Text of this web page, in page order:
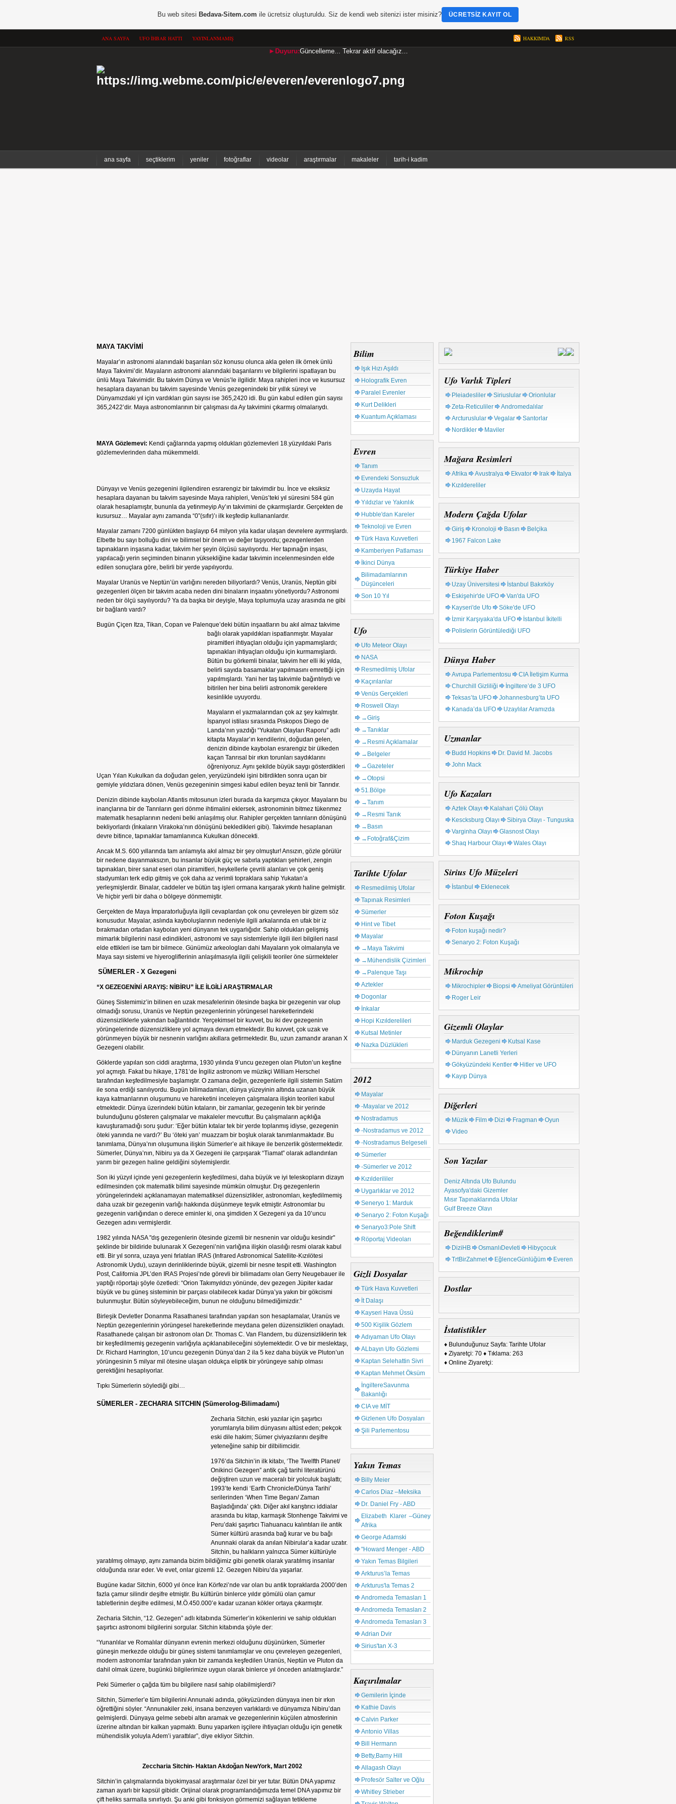
ANA SAYFA UFO İHBAR HATTI YAYINLANMAMIŞ HAKKIMDA RSS
►Duyuru:Güncelleme... Tekrar aktif olacağız...
ana sayfa seçtiklerim yeniler fotoğraflar videolar araştırmalar makaleler tarih-i kadim
MAYA TAKVİMİ
Mayalar’ın astronomi alanındaki başarıları söz konusu olunca akla gelen ilk örnek ünlü
Maya Takvimi’dir. Mayaların astronomi alanındaki başarılarını ve bilgilerini ispatlayan bu
ünlü Maya Takvimidir. Bu takvim Dünya ve Venüs’le ilgilidir. Maya rahipleri ince ve kusursuz
hesaplara dayanan bu takvim sayesinde Venüs gezegenindeki bir yıllık süreyi ve
Dünyamızdaki yıl için vardıkları gün sayısı ise 365,2420 idi. Bu gün kabul edilen gün sayısı
365,2422’dir. Maya astronomlarının bir çalışması da Ay takvimini çıkarmış olmalarıydı.
MAYA Gözlemevi: Kendi çağlarında yapmış oldukları gözlemevleri 18.yüzyıldaki Paris
gözlemevlerinden daha mükemmeldi.
Dünyayı ve Venüs gezegenini ilgilendiren esrarengiz bir takvimdir bu. İnce ve eksiksiz
hesaplara dayanan bu takvim sayesinde Maya rahipleri, Venüs’teki yıl süresini 584 gün
olarak hesaplamıştır, bununla da yetinmeyip Ay’ın takvimini de çıkarmışlardır. Gerçekten de
kusursuz… Mayalar aynı zamanda “0”(sıfır)’ı ilk keşfedip kullananlardır.
Mayalar zamanı 7200 günlükten başlayıp 64 milyon yıla kadar ulaşan devrelere ayırmışlardı.
Elbette bu sayı bolluğu dini ve bilimsel bir önem ve değer taşıyordu; gezegenlerden
tapınakların inşasına kadar, takvim her şeyin ölçüsü sayılıyordu. Her tapınağın inşası,
yapılacağı yerin seçiminden binanın yüksekliğine kadar takvimin incelenmesinden elde
edilen sonuçlara göre, belirli bir yerde yapılıyordu.
Mayalar Uranüs ve Neptün’ün varlığını nereden biliyorlardı? Venüs, Uranüs, Neptün gibi
gezegenleri ölçen bir takvim acaba neden dini binaların inşaatını yönetiyordu? Astronomi
neden bir ölçü sayılıyordu? Ya da başka bir deyişle, Maya toplumuyla uzay arasında ne gibi
bir bağlantı vardı?
Bugün Çiçen Itza, Tikan, Copan ve Palenque’deki bütün inşaatların bu akıl almaz takvime
bağlı olarak yapıldıkları ispatlanmıştır. Mayalar
piramitleri ihtiyaçları olduğu için yapmamışlardı;
tapınakları ihtiyaçları olduğu için kurmamışlardı.
Bütün bu görkemli binalar, takvim her elli iki yılda,
belirli sayıda basamaklar yapılmasını emrettiği için
yapılmışlardı. Yani her taş takvimle bağıntılıydı ve
bitirilen her bina belirli astronomik gereklere
kesinlikle uyuyordu.
Mayaların el yazmalarından çok az şey kalmıştır.
İspanyol istilası sırasında Piskopos Diego de
Landa’nın yazdığı “Yukatan Olayları Raporu” adlı
kitapta Mayalar’ın kendilerini, doğudan gelen,
denizin dibinde kaybolan esrarengiz bir ülkeden
kaçan Tanrısal bir ırkın torunları saydıklarını
öğreniyoruz. Aynı şekilde büyük saygı gösterdikleri
Uçan Yılan Kukulkan da doğudan gelen, yeryüzündeki işini bitirdikten sonra uçan bir
gemiyle yıldızlara dönen, Venüs gezegeninin simgesi kabul edilen beyaz tenli bir Tanrıdır.
Denizin dibinde kaybolan Atlantis mitosunun izleri burada da karşımıza çıkıyor. Mayaların bu
inançlarına bir de Tanrıların geri dönme ihtimalini eklersek, astronominin bitmez tükenmez
matematik hesaplarının nedeni belki anlaşılmış olur. Rahipler gerçekten tanrıların dönüşünü
bekliyorlardı (İnkaların Virakoka’nın dönüşünü bekledikleri gibi). Takvimde hesaplanan
devre bitince, tapınaklar tamamlanınca Kukulkan dönecekti.
Ancak M.S. 600 yıllarında tam anlamıyla akıl almaz bir şey olmuştur! Ansızın, gözle görülür
bir nedene dayanmaksızın, bu insanlar büyük güç ve sabırla yaptıkları şehirleri, zengin
tapınakları, birer sanat eseri olan piramitleri, heykellerle çevrili alanları ve çok geniş
stadyumları terk edip gitmiş ve çok daha az verimli topraklara sahip Yukatan’a
yerleşmişlerdir. Binalar, caddeler ve bütün taş işleri ormana karışarak yıkıntı haline gelmiştir.
Ve hiçbir yerli bir daha o bölgeye dönmemiştir.
Gerçekten de Maya İmparatorluğuyla ilgili cevaplardan çok onu çevreleyen bir gizem söz
konusudur. Mayalar, aslında kayboluşlarının nedeniyle ilgili arkalarında en ufak bir iz
bırakmadan ortadan kaybolan yeni dünyanın tek uygarlığıdır. Sahip oldukları gelişmiş
mimarlık bilgilerini nasıl edindikleri, astronomi ve sayı sistemleriyle ilgili ileri bilgileri nasıl
elde ettikleri ise tam bir bilmece. Günümüz arkeologları dahi Mayaların yok olmalarıyla ve
Maya sayı sistemi ve hiyerogliflerinin anlaşılmasıyla ilgili çelişkili teoriler öne sürmekteler
SÜMERLER - X Gezegeni
“X GEZEGENİNİ ARAYIŞ: NİBİRU” İLE İLGİLİ ARAŞTIRMALAR
Güneş Sistemimiz’in bilinen en uzak mesafelerinin ötesinde başka bir gezegenin var olup
olmadığı sorusu, Uranüs ve Neptün gezegenlerinin yörüngesel hareketlerindeki
düzensizliklerle yakından bağlantılıdır. Yerçekimsel bir kuvvet, bu iki dev gezegenin
yörüngelerinde düzensizliklere yol açmaya devam etmektedir. Bu kuvvet, çok uzak ve
görünmeyen büyük bir nesnenin varlığını akıllara getirmektedir. Bu, uzun zamandır aranan X
Gezegeni olabilir.
Göklerde yapılan son ciddi araştırma, 1930 yılında 9’uncu gezegen olan Pluton’un keşfine
yol açmıştı. Fakat bu hikaye, 1781’de İngiliz astronom ve müzikçi William Herschel
tarafından keşfedilmesiyle başlamıştır. O zamana değin, gezegenlerle ilgili sistemin Satürn
ile sona erdiği sanılıyordu. Bugün bilimadamları, dünya yüzeyinin altında uzanan büyük
kaya katmanlarının oluşumunu ve hareketini inceleyen çalışmalara ilişkin teorileri kabul
etmektedir. Dünya üzerindeki bütün kıtaların, bir zamanlar, gezegenin tek bir yerinde
bulunduğunu gösteren çalışmalar ve makaleler mevcuttur. Bu çalışmaların açıklığa
kavuşturamadığı soru şudur: ‘Eğer bütün kıtalar tek bir yerde toplanmış idiyse, gezegenin
öteki yanında ne vardı?’ Bu ‘öteki yan’ muazzam bir boşluk olarak tanımlanmaktadır. Bu
tanımlama, Dünya’nın oluşumuna ilişkin Sümerler’e ait hikaye ile benzerlik göstermektedir.
Sümerler, Dünya’nın, Nibiru ya da X Gezegeni ile çarpışarak “Tiamat” olarak adlandırılan
yarım bir gezegen haline geldiğini söylemişlerdir.
Son iki yüzyıl içinde yeni gezegenlerin keşfedilmesi, daha büyük ve iyi teleskopların dizayn
edilmesinden çok matematik bilimi sayesinde mümkün olmuştur. Dış gezegenlerin
yörüngelerindeki açıklanamayan matematiksel düzensizlikler, astronomları, keşfedilmemiş
daha uzak bir gezegenin varlığı hakkında düşünmeye teşvik etmiştir. Astronomlar bu
gezegenin varlığından o derece eminler ki, ona şimdiden X Gezegeni ya da 10’uncu
Gezegen adını vermişlerdir.
1982 yılında NASA "dış gezegenlerin ötesinde gizemli bir nesnenin var olduğu kesindir"
şeklinde bir bildiride bulunarak X Gezegeni’nin varlığına ilişkin olasılığı resmi olarak kabul
etti. Bir yıl sonra, uzaya yeni fırlatılan IRAS (Infrared Astronomical Satellite-Kızılötesi
Astronomik Uydu), uzayın derinliklerinde büyük, gizemli bir nesne tespit etti. Washington
Post, California JPL’den IRAS Projesi’nde görevli bir bilimadamı olan Gerry Neugebauer ile
yaptığı röportajı şöyle özetledi: “Orion Takımyıldızı yönünde, dev gezegen Jüpiter kadar
büyük ve bu güneş sisteminin bir parçası olabilecek kadar Dünya’ya yakın bir gökcismi
bulunmuştur. Bütün söyleyebileceğim, bunun ne olduğunu bilmediğimizdir.”
Birleşik Devletler Donanma Rasathanesi tarafından yapılan son hesaplamalar, Uranüs ve
Neptün gezegenlerinin yörüngesel hareketlerinde meydana gelen düzensizlikleri onayladı.
Rasathanede çalışan bir astronom olan Dr. Thomas C. Van Flandern, bu düzensizliklerin tek
bir keşfedilmemiş gezegenin varlığıyla açıklanabileceğini söylemektedir. O ve bir meslektaşı,
Dr. Richard Harrington, 10’uncu gezegenin Dünya’dan 2 ila 5 kez daha büyük ve Pluton’un
yörüngesinin 5 milyar mil ötesine ulaşan oldukça eliptik bir yörüngeye sahip olması
gerektiğini hesaplıyorlar.
Tıpkı Sümerlerin söylediği gibi…
SÜMERLER - ZECHARIA SITCHIN (Sümerolog-Bilimadamı)
Zecharia Sitchin, eski yazılar için şaşırtıcı
yorumlarıyla bilim dünyasını altüst eden; pekçok
eski dile hakim; Sümer çiviyazılarını deşifre
yeteneğine sahip bir dilbilimcidir.
1976’da Sitchin’in ilk kitabı, ‘The Twelfth Planet/
Onikinci Gezegen” antik çağ tarihi literatürünü
değiştiren uzun ve maceralı bir yolculuk başlattı;
1993’te kendi ‘Earth Chronicle/Dünya Tarihi’
serilerinden ‘When Time Began/ Zaman
Başladığında’ çıktı. Diğer akıl karıştırıcı iddialar
arasında bu kitap, karmaşık Stonhenge Takvimi ve
Peru’daki şaşırtıcı Tiahuanacu kalıntıları ile antik
Sümer kültürü arasında bağ kurar ve bu bağı
Anunnaki olarak da anılan Nibirular’a kadar uzatır.
Sitchin, bu halkların yalnızca Sümer kültürüyle
yaratılmış olmayıp, aynı zamanda bizim bildiğimiz gibi genetik olarak yaratılmış insanlar
olduğunda ısrar eder. Ve evet, onlar gizemli 12. Gezegen Nibiru’da yaşarlar.
Bugüne kadar Sitchin, 6000 yıl önce İran Körfezi’nde var olan bu antik topraklarda 2000’den
fazla çamur silindir deşifre etmiştir. Bu kültürün binlerce yıldır gömülü olan çamur
tabletlerinin deşifre edilmesi, M.Ö.450.000’e kadar uzanan kökler ortaya çıkarmıştır.
Zecharia Sitchin, “12. Gezegen” adlı kitabında Sümerler’in kökenlerini ve sahip oldukları
şaşırtıcı astronomi bilgilerini sorgular. Sitchin kitabında şöyle der:
“Yunanlılar ve Romalılar dünyanın evrenin merkezi olduğunu düşünürken, Sümerler
güneşin merkezde olduğu bir güneş sistemi tanımlamışlar ve onu çevreleyen gezegenleri,
modern astronomlar tarafından yakın bir zamanda keşfedilen Uranüs, Neptün ve Pluton da
dahil olmak üzere, bugünkü bilgilerimize uygun olarak binlerce yıl önceden anlatmışlardır.”
Peki Sümerler o çağda tüm bu bilgilere nasıl sahip olabilmişlerdi?
Sitchin, Sümerler’e tüm bilgilerini Annunaki adında, gökyüzünden dünyaya inen bir ırkın
öğrettiğini söyler. “Annunakiler zeki, insana benzeyen varlıklardı ve dünyamıza Nibiru’dan
gelmişlerdi. Dünyaya gelme sebebi altın aramak ve gezegenlerinin küçülen atmosferinin
üzerine altından bir kalkan yapmaktı. Bunu yaparken işçilere ihtiyaçları olduğu için genetik
mühendislik yoluyla Adem’i yarattılar”, diye ekliyor Sitchin.
Zeccharia Sitchin- Haktan Akdoğan NewYork, Mart 2002
Sitchin’in çalışmalarında biyokimyasal araştırmalar özel bir yer tutar. Bütün DNA yapımız
zaman ayarlı bir kapsül gibidir. Orijinal olarak programlandığımızda temel DNA yapımız bir
çift heliks sarmalla sınırlıydı. Şu anki gibi fonksiyon görmemizi sağlayan tetikleme
Bilim
Işık Hızı Aşıldı
Holografik Evren
Paralel Evrenler
Kurt Delikleri
Kuantum Açıklaması
Evren
Tanım
Evrendeki Sonsuzluk
Uzayda Hayat
Yıldızlar ve Yakınlık
Hubble'dan Kareler
Teknoloji ve Evren
Türk Hava Kuvvetleri
Kamberiyen Patlaması
İkinci Dünya
Bilimadamlarının
Düşünceleri
Son 10 Yıl
Ufo
Ufo Meteor Olayı
NASA
Resmedilmiş Ufolar
Kaçırılanlar
Venüs Gerçekleri
Roswell Olayı
→Giriş
→Tanıklar
→Resmi Açıklamalar
→Belgeler
→Gazeteler
→Otopsi
51.Bölge
→Tanım
→Resmi Tanık
→Basın
→Fotoğraf&Çizim
Tarihte Ufolar
Resmedilmiş Ufolar
Tapınak Resimleri
Sümerler
Hint ve Tibet
Mayalar
→Maya Takvimi
→Mühendislik Çizimleri
→Palenque Taşı
Aztekler
Dogonlar
İnkalar
Hopi Kızılderelileri
Kutsal Metinler
Nazka Düzlükleri
2012
Mayalar
-Mayalar ve 2012
Nostradamus
-Nostradamus ve 2012
-Nostradamus Belgeseli
Sümerler
-Sümerler ve 2012
Kızılderililer
Uygarlıklar ve 2012
Seneryo 1: Marduk
Senaryo 2: Foton Kuşağı
Senaryo3:Pole Shift
Röportaj Videoları
Gizli Dosyalar
Türk Hava Kuvvetleri
İt Dalaşı
Kayseri Hava Üssü
500 Kişilik Gözlem
Adıyaman Ufo OIayı
ALbayın Ufo Gözlemi
Kaptan Selehattin Sivri
Kaptan Mehmet Öksüm
İngiltereSavunma
Bakanlığı
CIA ve MİT
Gizlenen Ufo Dosyaları
Şili Parlementosu
Yakın Temas
Billy Meier
Carlos Diaz –Meksika
Dr. Daniel Fry - ABD
Elizabeth Klarer –Güney
Afrika
George Adamski
"Howard Menger - ABD
Yakın Temas Bilgileri
Arkturus’la Temas
Arkturus'la Temas 2
Andromeda Temasları 1
Andromeda Temasları 2
Andromeda Temasları 3
Adrian Dvir
Sirius'tan X-3
Kaçırılmalar
Gemilerin İçinde
Kathie Davis
Calvin Parker
Antonio Villas
Bill Hermann
Betty,Barny Hill
Allagash Olayı
Profesör Salter ve Oğlu
Whitley Strieber
Ufo Varlık Tipleri
Pleiadesliler Siriuslular
Orionlular
Zeta-Reticuliler
Andromedalılar
Arcturuslular
Vegalar
Santorlar
Nordikler
Maviler
Mağara Resimleri
Afrika Avustralya Ekvator Irak
İtalya
Kızıldereliler
Modern Çağda Ufolar
Giriş Kronoloji Basın
Belçika
1967 Falcon Lake
Türkiye Haber
Uzay Üniversitesi
İstanbul Bakırköy
Eskişehir'de UFO
Van'da UFO
Kayseri'de Ufo
Söke'de UFO
İzmir Karşıyaka'da UFO
İstanbul İkitelli
Polislerin Görüntülediği UFO
Dünya Haber
Avrupa Parlementosu
CIA İletişim Kurma
Churchill Gizliliği
İngiltere’de 3 UFO
Teksas’ta UFO
Johannesburg’ta UFO
Kanada’da UFO
Uzaylılar Aramızda
Uzmanlar
Budd Hopkins
Dr. David M. Jacobs
John Mack
Ufo Kazaları
Aztek Olayı
Kalahari Çölü Olayı
Kescksburg Olayı
Sibirya Olayı - Tunguska
Varginha Olayı
Glasnost Olayı
Shaq Harbour Olayı
Wales Olayı
Sirius Ufo Müzeleri
İstanbul Eklenecek
Foton Kuşağı
Foton kuşağı nedir?
Senaryo 2: Foton Kuşağı
Mikrochip
Mikrochipler Biopsi
Ameliyat Görüntüleri
Roger Leir
Gizemli Olaylar
Marduk Gezegeni
Kutsal Kase
Dünyanın Lanetli Yerleri
Gökyüzündeki Kentler
Hitler ve UFO
Kayıp Dünya
Diğerleri
Müzik Film Dizi Fragman
Oyun
Video
Son Yazılar
Ayasofya'daki Gizemler
Mısır Tapınaklarında Ufolar
Gulf Breeze Olayı
Tapınak Şövalyeleri
Kutsal Ahid Sandığı
65 Milyon Yıllık Metal
Türkiye'deki Ufo Olayları
Beğendiklerim#
DiziHB OsmanlıDevleti
Hibyçocuk
TrtBirZahmet
EğlenceGünlüğüm Everen
Dostlar
İstatistikler
♦ Bulunduğunuz Sayfa: Tarihte Ufolar
♦ Ziyaretçi: 70 ♦ Tıklama: 263
♦ Online Ziyaretçi:
Bu web sitesi Bedava-Sitem.com ile ücretsiz oluşturuldu. Siz de kendi web sitenizi ister misiniz? ÜCRETSIZ KAYIT OL